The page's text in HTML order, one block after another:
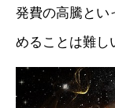
発費の高騰とい
めることは難し